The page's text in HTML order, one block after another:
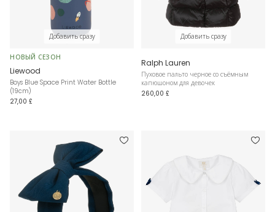
Добавить сразу
НОВЫЙ СЕЗОН
Liewood
Boys Blue Space Print Water Bottle
(19cm)
27,00 £
Добавить сразу
Ralph Lauren
Пуховое пальто черное со съёмным
капюшоном для девочек
260,00 £